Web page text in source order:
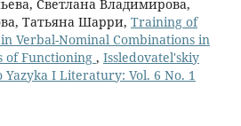
Светлана Владимирова,
Татьяна Шарри, Training of
Verbal-Nominal Combinations in
of Functioning , Issledovatel'skiy
Yazyka I Literatury: Vol. 6 No. 1